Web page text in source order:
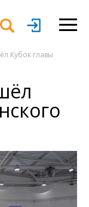
Кубок главы